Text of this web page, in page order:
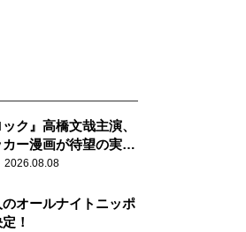
ック』高橋文哉主演、
ー漫画が待望の実写
2026.08.08
のオールナイトニッポ
！